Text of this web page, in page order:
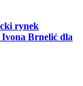
rynek
Brnelić dla